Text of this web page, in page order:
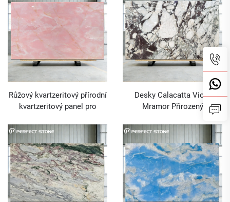
Růžový kvartzeritový přírodní
kvartzeritový panel pro
Desky Calacatta Viola
Mramor Přirozený
mramorový kámen na skladě